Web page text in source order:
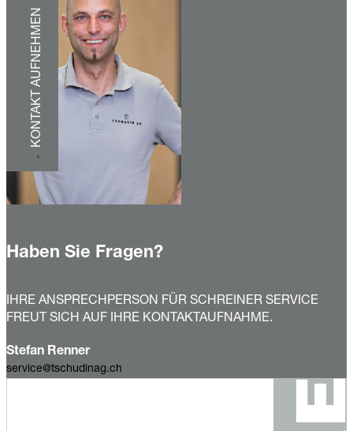
KONTAKT AUFNEHMEN
Haben Sie Fragen?
IHRE ANSPRECHPERSON FÜR SCHREINER SERVICE
FREUT SICH AUF IHRE KONTAKTAUFNAHME.
Stefan Renner
service@tschudinag.ch